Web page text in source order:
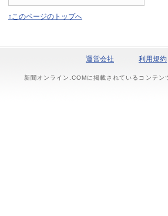
↑このページのトップへ
運営会社 利用規約
新聞オンライン.COMに掲載されているコンテ